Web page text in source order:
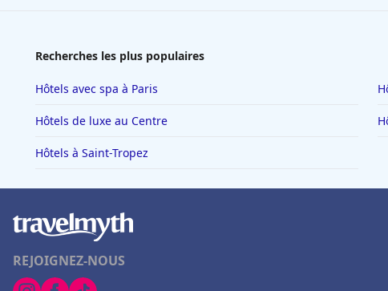
Recherches les plus populaires
Hôtels avec spa à Paris
Hôtels de luxe au Centre
Hôtels à Saint-Tropez
REJOIGNEZ-NOUS